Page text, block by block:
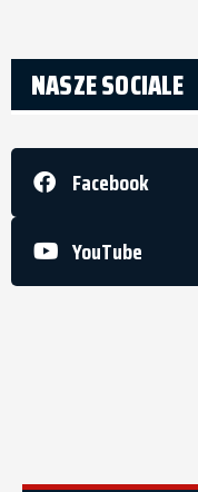
NASZE SOCIALE
Facebook
YouTube